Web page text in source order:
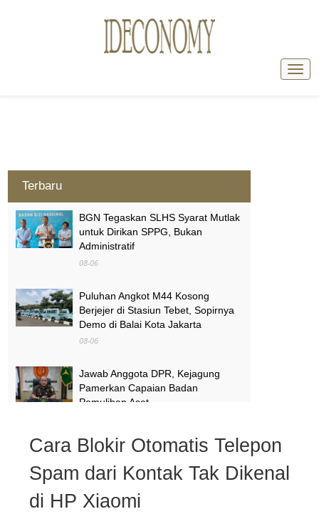
Terbaru
BGN Tegaskan SLHS Syarat Mutlak
untuk Dirikan SPPG, Bukan
Administratif
08-06
Puluhan Angkot M44 Kosong
Berjejer di Stasiun Tebet, Sopirnya
Demo di Balai Kota Jakarta
08-06
Jawab Anggota DPR, Kejagung
Pamerkan Capaian Badan
Pemulihan Aset
Melihat Terminal Pondok Cabe
Tangsel yang Mendadak Viral Usai
Jadi Lokasi Syuting No Na
08-06
Cara Blokir Otomatis Telepon
Spam dari Kontak Tak Dikenal
di HP Xiaomi